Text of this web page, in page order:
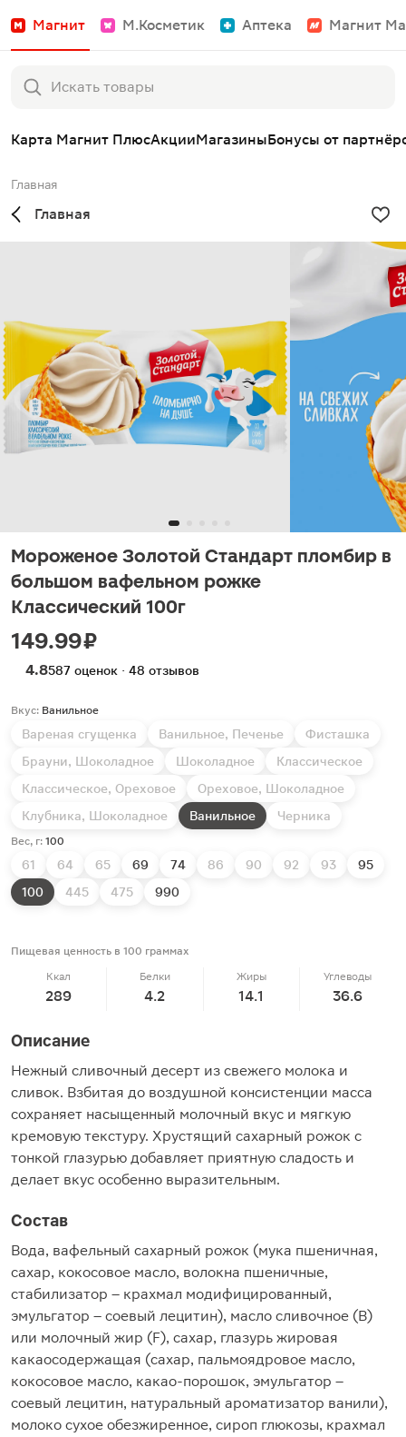
Магнит М.Косметик Аптека Магнит
Карта Магнит ПлюсАкцииМагазиныБонусы от
Главная
Главная
Мороженое Золотой Стандарт пломбир в
большом вафельном рожке
Классический 100г
149.99 ₽
4.8587 оценок · 48 отзывов
Вкус: Ванильное
Вареная сгущенка Ванильное, Печенье
Фисташка
Брауни, Шоколадное
Шоколадное
Классическое
Классическое, Ореховое
Ореховое, Шоколадное
Клубника, Шоколадное
Ванильное Черника
Вес, г: 100
61 64 65 69 74 86 90 92 93
95
100
445 475 990
Пищевая ценность в 100 граммах
Ккал
289
Белки
4.2
Жиры
14.1
Углеводы
36.6
Описание
Нежный сливочный десерт из свежего молока и
сливок. Взбитая до воздушной консистенции масса
сохраняет насыщенный молочный вкус и мягкую
кремовую текстуру. Хрустящий сахарный рожок с
тонкой глазурью добавляет приятную сладость и
делает вкус особенно выразительным.
Состав
Вода, вафельный сахарный рожок (мука пшеничная,
сахар, кокосовое масло, волокна пшеничные,
стабилизатор – крахмал модифицированный,
эмульгатор – соевый лецитин), масло сливочное (B)
или молочный жир (F), сахар, глазурь жировая
какаосодержащая (сахар, пальмоядровое масло,
кокосовое масло, какао-порошок, эмульгатор –
соевый лецитин, натуральный ароматизатор ванили),
молоко сухое обезжиренное, сироп глюкозы, крахмал